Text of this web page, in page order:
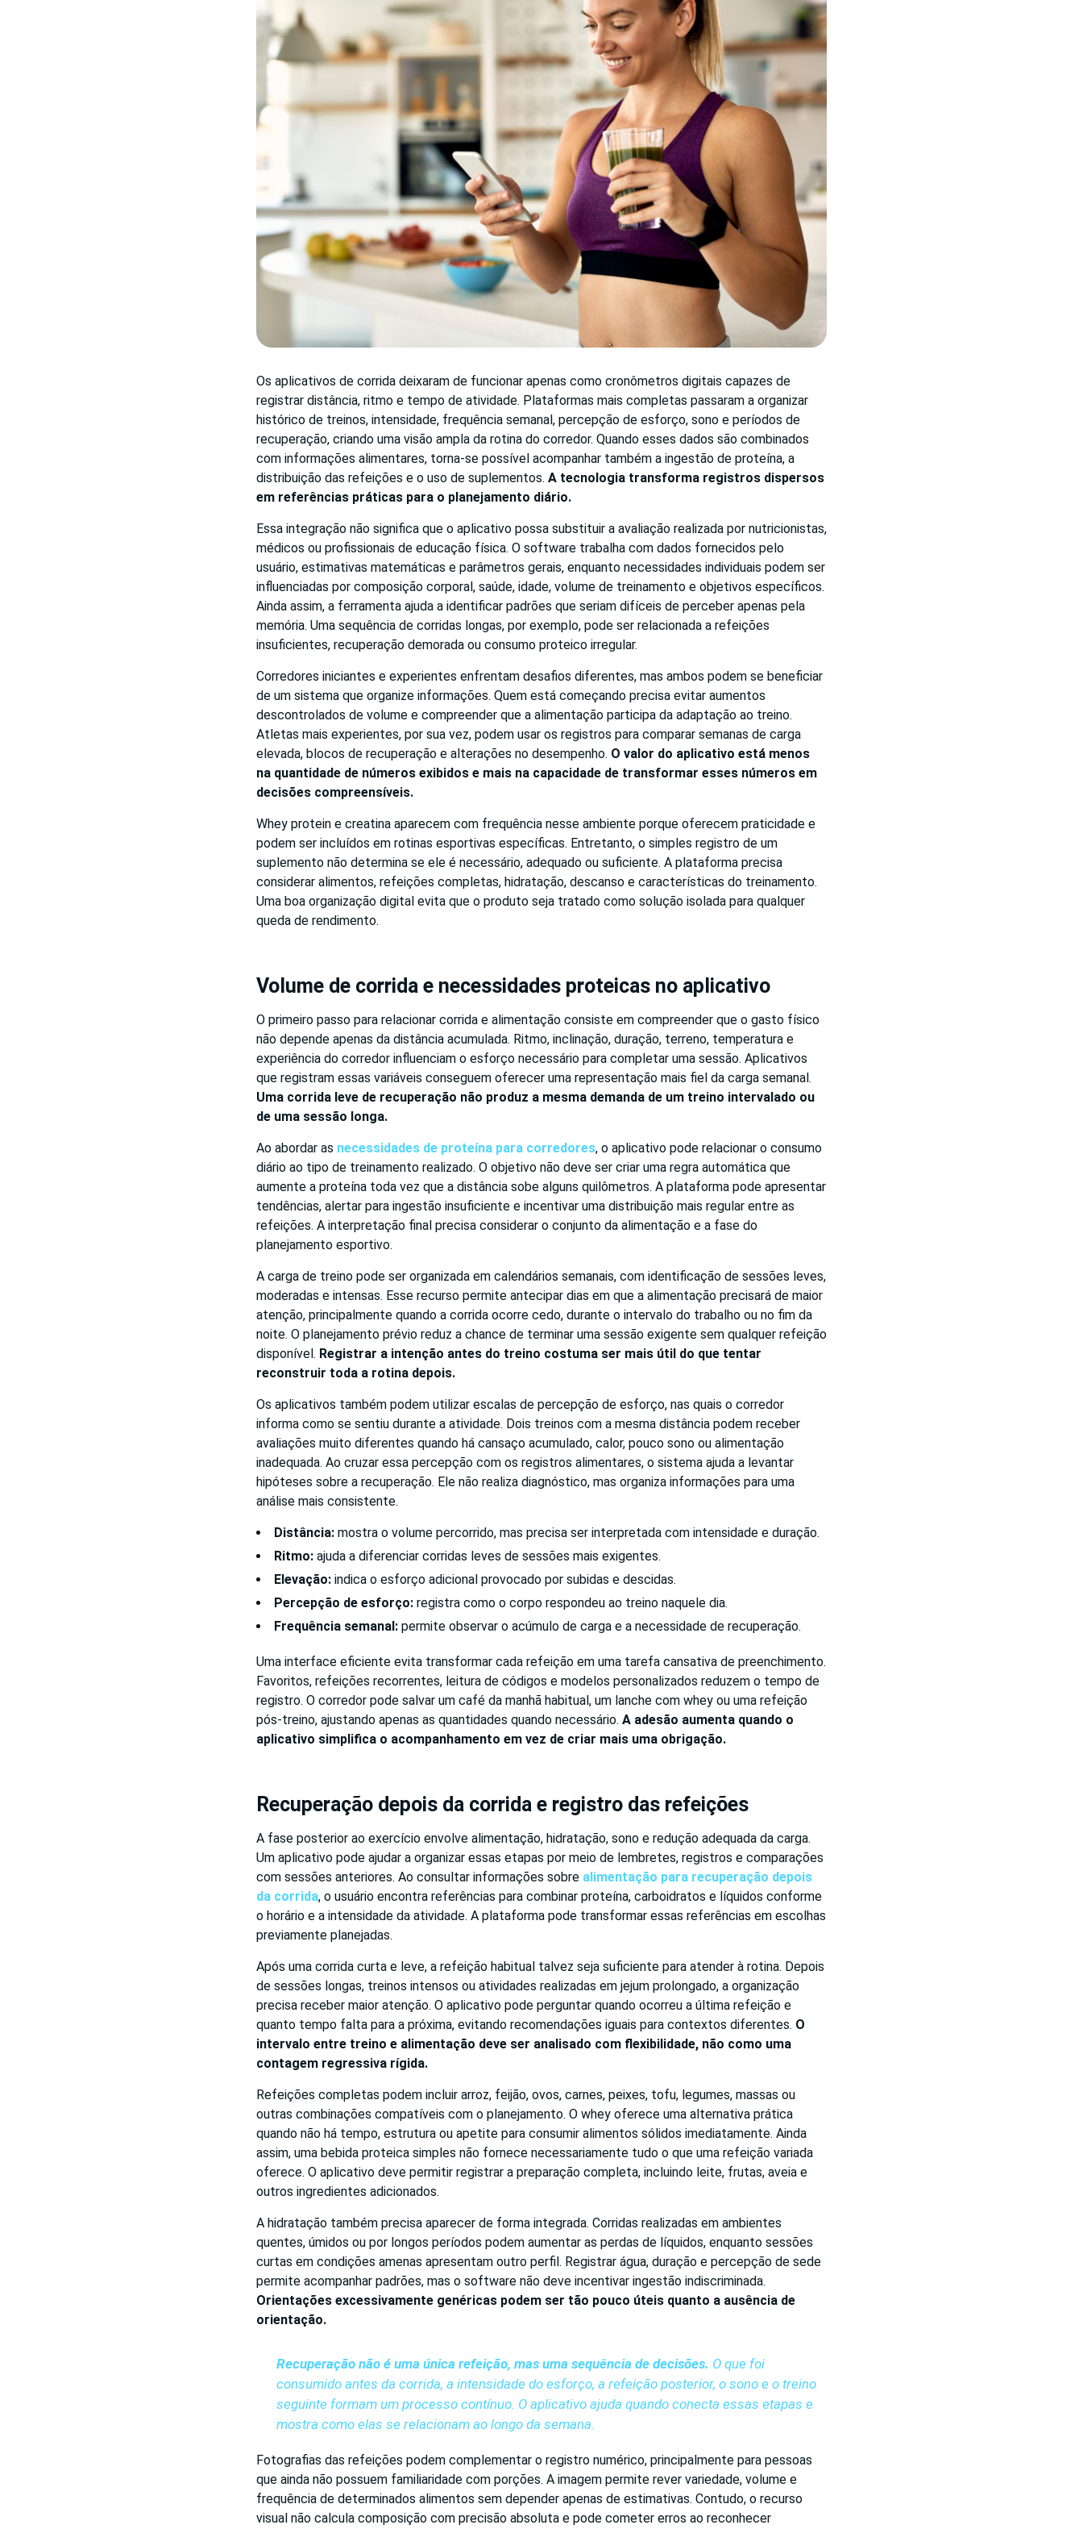
Os aplicativos de corrida deixaram de funcionar apenas como cronômetros digitais capazes de
registrar distância, ritmo e tempo de atividade. Plataformas mais completas passaram a organizar
histórico de treinos, intensidade, frequência semanal, percepção de esforço, sono e períodos de
recuperação, criando uma visão ampla da rotina do corredor. Quando esses dados são combinados
com informações alimentares, torna-se possível acompanhar também a ingestão de proteína, a
distribuição das refeições e o uso de suplementos. A tecnologia transforma registros dispersos
em referências práticas para o planejamento diário.
Essa integração não significa que o aplicativo possa substituir a avaliação realizada por nutricionistas,
médicos ou profissionais de educação física. O software trabalha com dados fornecidos pelo
usuário, estimativas matemáticas e parâmetros gerais, enquanto necessidades individuais podem ser
influenciadas por composição corporal, saúde, idade, volume de treinamento e objetivos específicos.
Ainda assim, a ferramenta ajuda a identificar padrões que seriam difíceis de perceber apenas pela
memória. Uma sequência de corridas longas, por exemplo, pode ser relacionada a refeições
insuficientes, recuperação demorada ou consumo proteico irregular.
Corredores iniciantes e experientes enfrentam desafios diferentes, mas ambos podem se beneficiar
de um sistema que organize informações. Quem está começando precisa evitar aumentos
descontrolados de volume e compreender que a alimentação participa da adaptação ao treino.
Atletas mais experientes, por sua vez, podem usar os registros para comparar semanas de carga
elevada, blocos de recuperação e alterações no desempenho. O valor do aplicativo está menos
na quantidade de números exibidos e mais na capacidade de transformar esses números em
decisões compreensíveis.
Whey protein e creatina aparecem com frequência nesse ambiente porque oferecem praticidade e
podem ser incluídos em rotinas esportivas específicas. Entretanto, o simples registro de um
suplemento não determina se ele é necessário, adequado ou suficiente. A plataforma precisa
considerar alimentos, refeições completas, hidratação, descanso e características do treinamento.
Uma boa organização digital evita que o produto seja tratado como solução isolada para qualquer
queda de rendimento.
Volume de corrida e necessidades proteicas no aplicativo
O primeiro passo para relacionar corrida e alimentação consiste em compreender que o gasto físico
não depende apenas da distância acumulada. Ritmo, inclinação, duração, terreno, temperatura e
experiência do corredor influenciam o esforço necessário para completar uma sessão. Aplicativos
que registram essas variáveis conseguem oferecer uma representação mais fiel da carga semanal.
Uma corrida leve de recuperação não produz a mesma demanda de um treino intervalado ou
de uma sessão longa.
Ao abordar as necessidades de proteína para corredores, o aplicativo pode relacionar o consumo
diário ao tipo de treinamento realizado. O objetivo não deve ser criar uma regra automática que
aumente a proteína toda vez que a distância sobe alguns quilômetros. A plataforma pode apresentar
tendências, alertar para ingestão insuficiente e incentivar uma distribuição mais regular entre as
refeições. A interpretação final precisa considerar o conjunto da alimentação e a fase do
planejamento esportivo.
A carga de treino pode ser organizada em calendários semanais, com identificação de sessões leves,
moderadas e intensas. Esse recurso permite antecipar dias em que a alimentação precisará de maior
atenção, principalmente quando a corrida ocorre cedo, durante o intervalo do trabalho ou no fim da
noite. O planejamento prévio reduz a chance de terminar uma sessão exigente sem qualquer refeição
disponível. Registrar a intenção antes do treino costuma ser mais útil do que tentar
reconstruir toda a rotina depois.
Os aplicativos também podem utilizar escalas de percepção de esforço, nas quais o corredor
informa como se sentiu durante a atividade. Dois treinos com a mesma distância podem receber
avaliações muito diferentes quando há cansaço acumulado, calor, pouco sono ou alimentação
inadequada. Ao cruzar essa percepção com os registros alimentares, o sistema ajuda a levantar
hipóteses sobre a recuperação. Ele não realiza diagnóstico, mas organiza informações para uma
análise mais consistente.
Distância: mostra o volume percorrido, mas precisa ser interpretada com intensidade e duração.
Ritmo: ajuda a diferenciar corridas leves de sessões mais exigentes.
Elevação: indica o esforço adicional provocado por subidas e descidas.
Percepção de esforço: registra como o corpo respondeu ao treino naquele dia.
Frequência semanal: permite observar o acúmulo de carga e a necessidade de recuperação.
Uma interface eficiente evita transformar cada refeição em uma tarefa cansativa de preenchimento.
Favoritos, refeições recorrentes, leitura de códigos e modelos personalizados reduzem o tempo de
registro. O corredor pode salvar um café da manhã habitual, um lanche com whey ou uma refeição
pós-treino, ajustando apenas as quantidades quando necessário. A adesão aumenta quando o
aplicativo simplifica o acompanhamento em vez de criar mais uma obrigação.
Recuperação depois da corrida e registro das refeições
A fase posterior ao exercício envolve alimentação, hidratação, sono e redução adequada da carga.
Um aplicativo pode ajudar a organizar essas etapas por meio de lembretes, registros e comparações
com sessões anteriores. Ao consultar informações sobre alimentação para recuperação depois
da corrida, o usuário encontra referências para combinar proteína, carboidratos e líquidos conforme
o horário e a intensidade da atividade. A plataforma pode transformar essas referências em escolhas
previamente planejadas.
Após uma corrida curta e leve, a refeição habitual talvez seja suficiente para atender à rotina. Depois
de sessões longas, treinos intensos ou atividades realizadas em jejum prolongado, a organização
precisa receber maior atenção. O aplicativo pode perguntar quando ocorreu a última refeição e
quanto tempo falta para a próxima, evitando recomendações iguais para contextos diferentes. O
intervalo entre treino e alimentação deve ser analisado com flexibilidade, não como uma
contagem regressiva rígida.
Refeições completas podem incluir arroz, feijão, ovos, carnes, peixes, tofu, legumes, massas ou
outras combinações compatíveis com o planejamento. O whey oferece uma alternativa prática
quando não há tempo, estrutura ou apetite para consumir alimentos sólidos imediatamente. Ainda
assim, uma bebida proteica simples não fornece necessariamente tudo o que uma refeição variada
oferece. O aplicativo deve permitir registrar a preparação completa, incluindo leite, frutas, aveia e
outros ingredientes adicionados.
A hidratação também precisa aparecer de forma integrada. Corridas realizadas em ambientes
quentes, úmidos ou por longos períodos podem aumentar as perdas de líquidos, enquanto sessões
curtas em condições amenas apresentam outro perfil. Registrar água, duração e percepção de sede
permite acompanhar padrões, mas o software não deve incentivar ingestão indiscriminada.
Orientações excessivamente genéricas podem ser tão pouco úteis quanto a ausência de
orientação.
Recuperação não é uma única refeição, mas uma sequência de decisões. O que foi
consumido antes da corrida, a intensidade do esforço, a refeição posterior, o sono e o treino
seguinte formam um processo contínuo. O aplicativo ajuda quando conecta essas etapas e
mostra como elas se relacionam ao longo da semana.
Fotografias das refeições podem complementar o registro numérico, principalmente para pessoas
que ainda não possuem familiaridade com porções. A imagem permite rever variedade, volume e
frequência de determinados alimentos sem depender apenas de estimativas. Contudo, o recurso
visual não calcula composição com precisão absoluta e pode cometer erros ao reconhecer